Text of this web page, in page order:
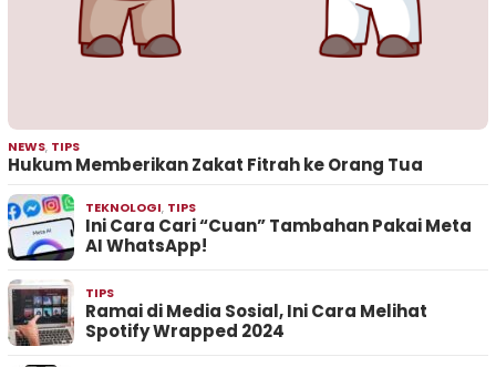
NEWS, TIPS
Hukum Memberikan Zakat Fitrah ke Orang Tua
TEKNOLOGI, TIPS
Ini Cara Cari “Cuan” Tambahan Pakai Meta
AI WhatsApp!
TIPS
Ramai di Media Sosial, Ini Cara Melihat
Spotify Wrapped 2024